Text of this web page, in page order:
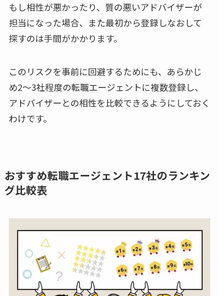
もし相性が悪かったり、質の悪いアドバイザーが
担当になった場合、また最初から登録しなおして
探すのは手間がかかります。
このリスクを事前に回避するためにも、あらかじ
め2～3社程度の転職エージェントに複数登録し、
アドバイザーとの相性を比較できるようにしておく
わけです。
おすすめ転職エージェント17社のランキン
グ比較表